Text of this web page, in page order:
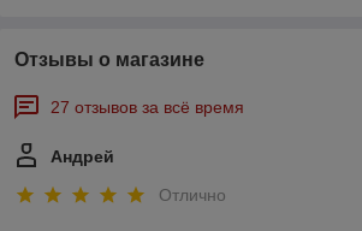
Отзывы о магазине
27 отзывов за всё время
Андрей
Отлично